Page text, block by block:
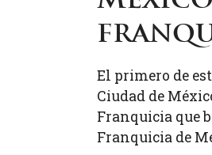
El primero de
Ciudad de
Franquicia que
Franquicia de